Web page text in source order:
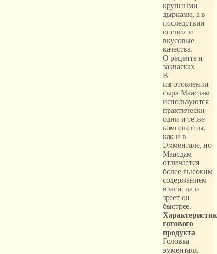
крупными
дырками, а в
последствии
оценил и
вкусовые
качества.
О рецепте и
заквасках
В
изготовлении
сыра Маасдам
используются
практически
одни и те же
компоненты,
как и в
Эмментале, но
Маасдам
отличается
более высоким
содержанием
влаги, да и
зреет он
быстрее.
готового
продукта
Головка
эмменталя